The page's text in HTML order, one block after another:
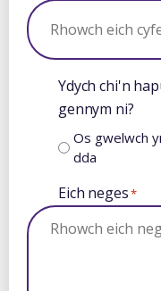
Ydych chi'n
gennym ni?
Os gwelwch
dda
Eich neges*